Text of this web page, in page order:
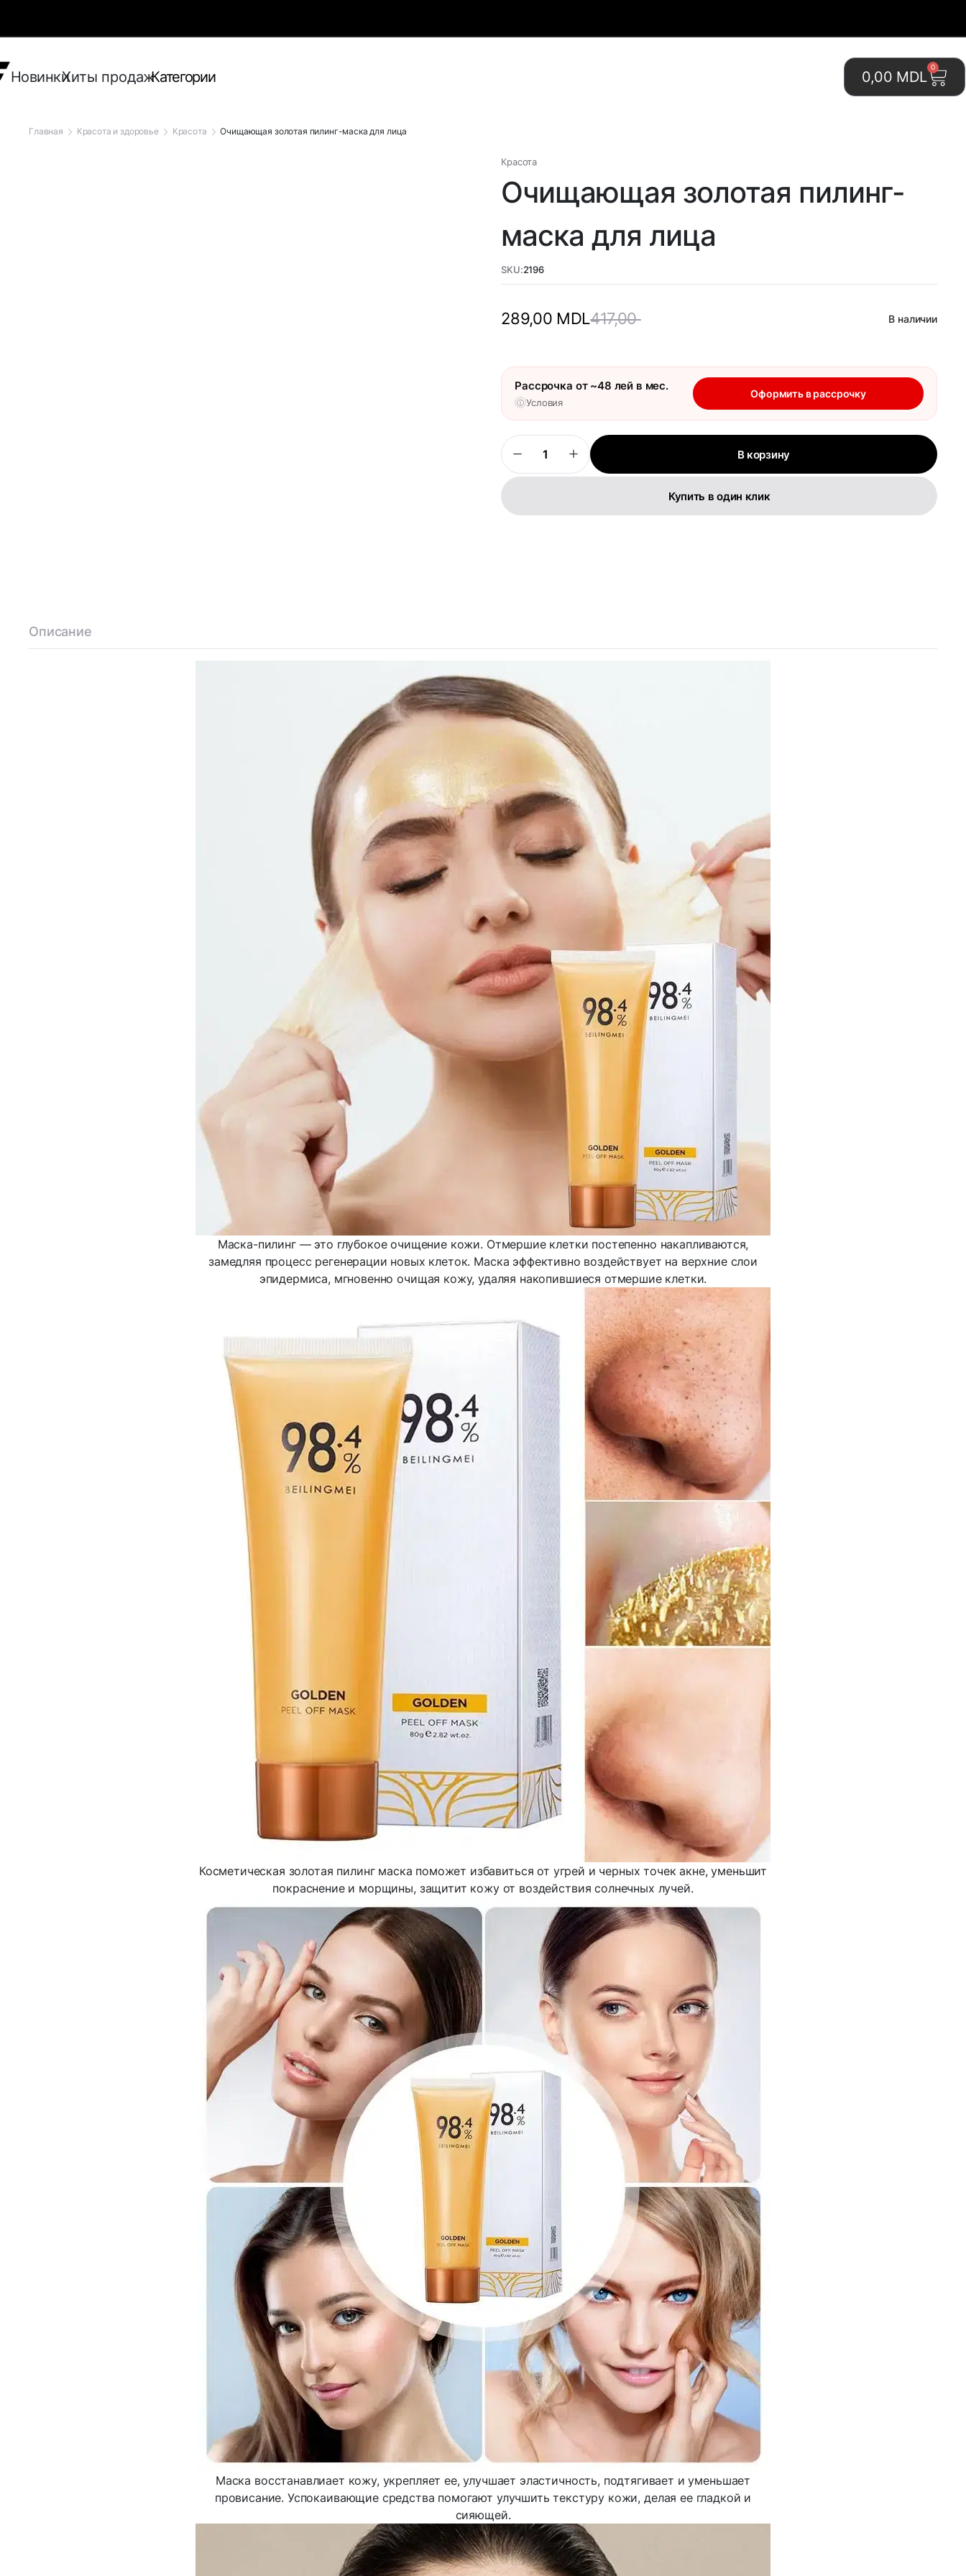
НовинкиХиты продажКатегории 0,00 MDL
0
Главная Красота и здоровье Красота Очищающая золотая пилинг-маска для лица
Красота
Очищающая золотая пилинг-
маска для лица
SKU:2196
417,00
289,00 MDL В наличии
Рассрочка от ~48 лей в мес.
ⓘ Условия
Оформить в рассрочку
В корзину
Купить в один клик
Описание
Маска-пилинг — это глубокое очищение кожи. Отмершие клетки постепенно накапливаются,
замедляя процесс регенерации новых клеток. Маска эффективно воздействует на верхние слои
эпидермиса, мгновенно очищая кожу, удаляя накопившиеся отмершие клетки.
Косметическая золотая пилинг маска поможет избавиться от угрей и черных точек акне, уменьшит
покраснение и морщины, защитит кожу от воздействия солнечных лучей.
Маска восстанавлиает кожу, укрепляет ее, улучшает эластичность, подтягивает и уменьшает
провисание. Успокаивающие средства помогают улучшить текстуру кожи, делая ее гладкой и
сияющей.